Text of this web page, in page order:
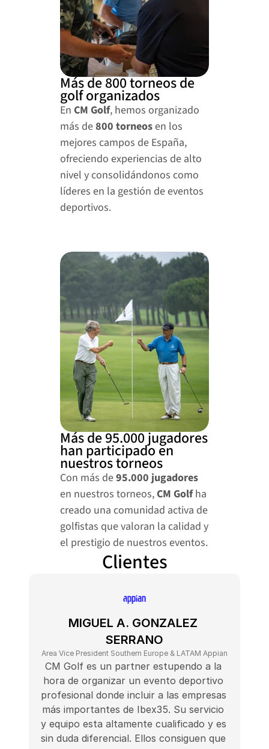
Más de 800 torneos de
golf organizados
En CM Golf, hemos organizado
más de 800 torneos en los
mejores campos de España,
ofreciendo experiencias de alto
nivel y consolidándonos como
líderes en la gestión de eventos
deportivos.
Más de 95.000 jugadores
han participado en
nuestros torneos
Con más de 95.000 jugadores
en nuestros torneos, CM Golf ha
creado una comunidad activa de
golfistas que valoran la calidad y
el prestigio de nuestros eventos.
Clientes
MIGUEL A. GONZALEZ
SERRANO
Area Vice President Southern Europe & LATAM Appian
CM Golf es un partner estupendo a la
hora de organizar un evento deportivo
profesional donde incluir a las empresas
más importantes de Ibex35. Su servicio
y equipo esta altamente cualificado y es
sin duda diferencial. Ellos consiguen que